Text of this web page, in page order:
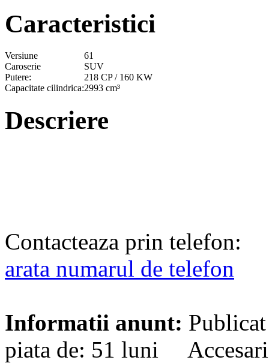
Caracteristici
Versiune
61
Caroserie
SUV
Putere:
218 CP / 160 KW
Capacitate cilindrica:2993 cm³
Descriere
Contacteaza prin telefon:
arata numarul de telefon
Informatii anunt:
piata de: 51 luni